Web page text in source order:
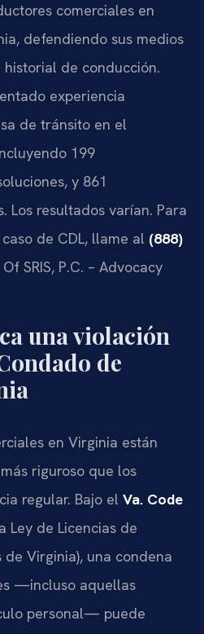
comerciales en
defendiendo sus medios
de conducción.
experiencia
de tránsito en el
199
y 861
Los resultados varían. Para
de CDL, llame al (888)
SRIS, P.C. – Advocacy
una violación
de
en Virginia están
riguroso que los
regular. Bajo el Va. Code
Ley de Licencias de
Virginia), una condena
—incluso aquellas
personal— puede